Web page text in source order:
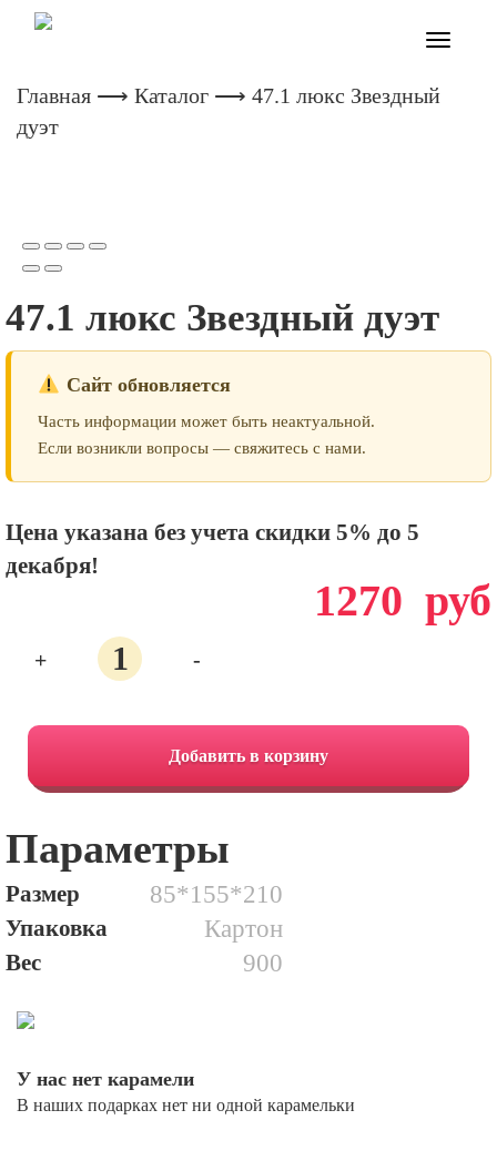
Toggle
Главная ⟶ Каталог ⟶ 47.1 люкс Звездный
дуэт
47.1 люкс Звездный дуэт
Сайт обновляется
Часть информации может быть неактуальной.
Если возникли вопросы — свяжитесь с нами.
Цена указана без учета скидки 5% до 5
декабря!
1270 руб
+ Количество
Звездный
-
Добавить в корзину
Параметры
Размер 85*155*210
Упаковка Картон
Вес 900
У нас нет карамели
В наших подарках нет ни одной карамельки